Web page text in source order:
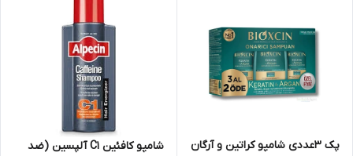
پک ۳عددی شامپو کراتین و آرگان
شامپو کافئین C1 آلپسین (ضد